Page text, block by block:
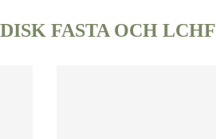
FASTA OCH LCHF